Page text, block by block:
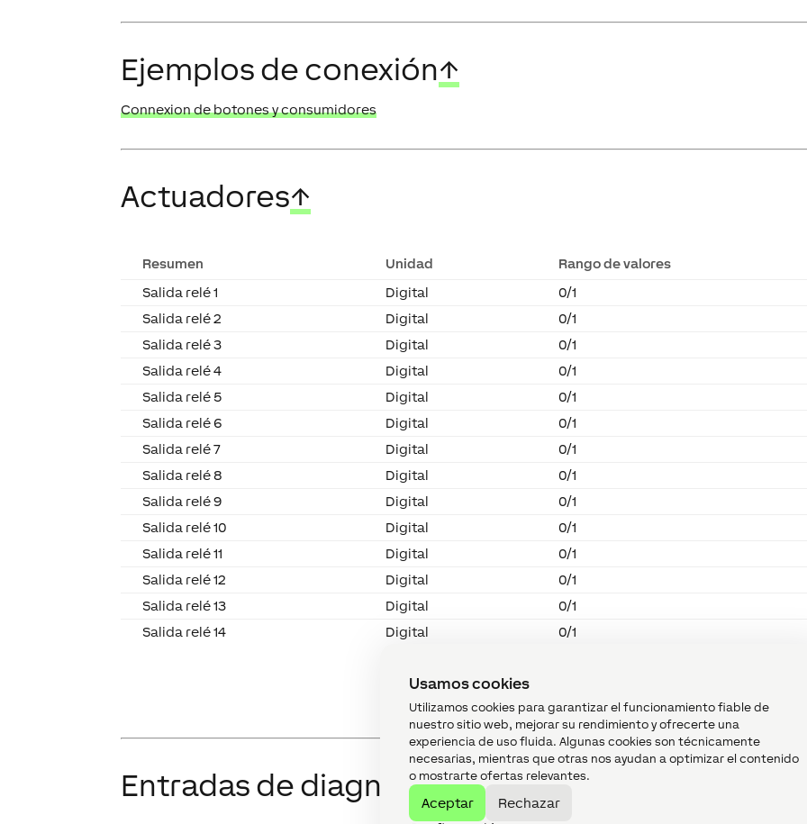
Usamos cookies
Utilizamos cookies para garantizar el funcionamiento fiable de
nuestro sitio web, mejorar su rendimiento y ofrecerte una
experiencia de uso fluida. Algunas cookies son técnicamente
necesarias, mientras que otras nos ayudan a optimizar el contenido
o mostrarte ofertas relevantes.
Aceptar
Rechazar
Ejemplos de conexión↑
Connexion de botones y consumidores
Actuadores↑
Resumen Unidad
Rango de valores
Salida relé 1
Digital
0/1
Salida relé 2
Digital
0/1
Salida relé 3
Digital
0/1
Salida relé 4
Digital
0/1
Salida relé 5
Digital
0/1
Salida relé 6
Digital
0/1
Salida relé 7
Digital
0/1
Salida relé 8
Digital
0/1
Salida relé 9
Digital
0/1
Salida relé 10
Digital
0/1
Salida relé 11
Digital
0/1
Salida relé 12
Digital
0/1
Salida relé 13
Digital
0/1
Salida relé 14
Digital 0/1
Entradas de diagnóstico↑